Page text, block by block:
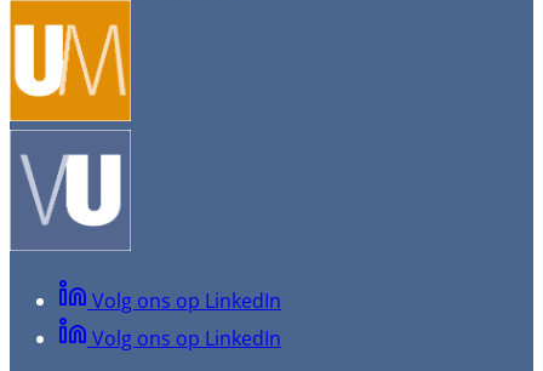
Volg ons op LinkedIn
Volg ons op LinkedIn